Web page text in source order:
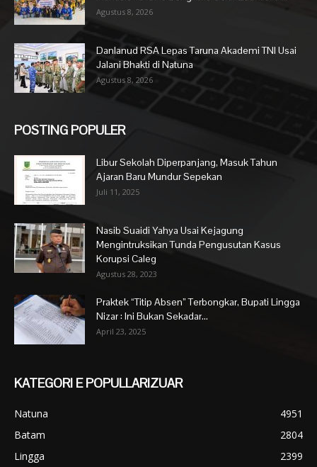
Agustus 8, 2026
Danlanud RSA Lepas Taruna Akademi TNI Usai
Jalani Bhakti di Natuna
Agustus 8, 2026
POSTING POPULER
Libur Sekolah Diperpanjang, Masuk Tahun
Ajaran Baru Mundur Sepekan
Juli 11, 2025
Nasib Suaidi Yahya Usai Kejagung
Mengintruksikan Tunda Pengusutan Kasus
Korupsi Caleg
Agustus 28, 2023
Praktek “Titip Absen” Terbongkar, Bupati Lingga
Nizar : Ini Bukan Sekadar...
April 23, 2025
KATEGORI E POPULLARIZUAR
Natuna
4951
Batam
2804
Lingga
2399